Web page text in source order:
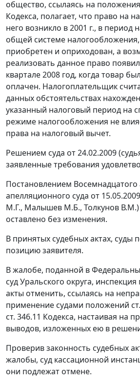
общество, ссылаясь на положения
Кодекса, полагает, что право на
него возникло в 2001 г., в период
общей системе
приобретен и оприходован, а
реализовать данное право
квартале 2008 год, когда товар
оплачен. Налогоплательщик
данных обстоятельствах
указанный налоговый период на
режиме налогообложения не
права на налоговый вычет.
Решением суда от 24.02.2009
заявленные требования
Постановлением
апелляционного суда от
М.Г., Малышев М.Б., Толкунов В.М.)
оставлено без изменения.
В принятых судебных актах, суды
позицию заявителя.
В жалобе, поданной в
суд Уральского округа,
акты отменить, ссылаясь на
применение судами положений
ст. 346.11 Кодекса, настаивая на
выводов, изложенных ею в
Проверив законность судебных
жалобы, суд кассационной
они подлежат отмене.